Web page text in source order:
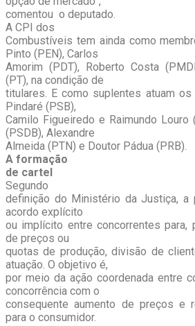
comentou o deputado.
A CPI dos
Combustíveis tem ainda como
Pinto (PEN), Carlos
Amorim (PDT), Roberto Costa
(PT), na condição de
titulares. E como suplentes atuam os
Pindaré (PSB),
Camilo Figueiredo e Raimundo Louro
(PSDB), Alexandre
Almeida (PTN) e Doutor Pádua (PRB).
A formação
de cartel
Segundo
definição do Ministério da Justiça, a
acordo explícito
ou implícito entre concorrentes para,
de preços ou
quotas de produção, divisão de
atuação. O objetivo é,
por meio da ação coordenada entre
concorrência com o
consequente aumento de preços e
para o consumidor.